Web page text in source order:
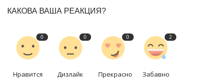
КАКОВА ВАША РЕАКЦИЯ?
0
Нравится
0
Дизлайк
0
Прекрасно
2
Забавно